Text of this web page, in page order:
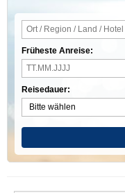
Früheste Anreise:
Reisedauer: